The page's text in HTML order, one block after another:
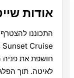
אודות
חושפת את פניה
לאיטה. תוך